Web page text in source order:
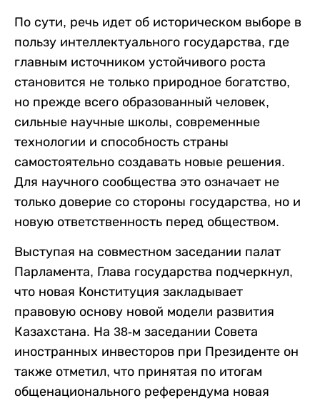
По сути, речь идет об историческом выборе в
пользу интеллектуального государства, где
главным источником устойчивого роста
становится не только природное богатство,
но прежде всего образованный человек,
сильные научные школы, современные
технологии и способность страны
самостоятельно создавать новые решения.
Для научного сообщества это означает не
только доверие со стороны государства, но и
новую ответственность перед обществом.
Выступая на совместном заседании палат
Парламента, Глава государства подчеркнул,
что новая Конституция закладывает
правовую основу новой модели развития
Казахстана. На 38-м заседании Совета
иностранных инвесторов при Президенте он
также отметил, что принятая по итогам
общенационального референдума новая